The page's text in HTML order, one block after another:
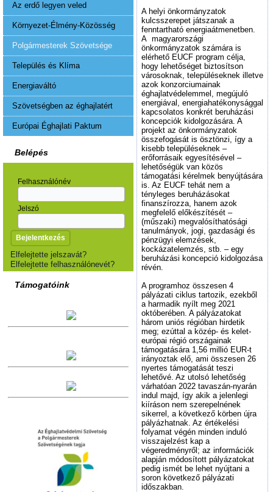
Az erdő legyen veled
Környezet-Élmény-Közösség
Polgármesterek Szövetsége
Település és Klíma
Energiaváltó
Szövetségben az éghajlatért
Európai Éghajlati Paktum
Belépés
Felhasználónév
Jelszó
Elfelejtette jelszavát?
Elfelejtette felhasználónevét?
Támogatóink
A helyi önkormányzatok
kulcsszerepet játszanak a
fenntartható energiaátmenetben.
A magyarországi
önkormányzatok számára is
elérhető EUCF program célja,
hogy lehetőséget biztosítson
városoknak, településeknek illetve
azok konzorciumainak
éghajlatvédelemmel, megújuló
energiával, energiahatékonysággal
kapcsolatos konkrét beruházási
koncepciók kidolgozására. A
projekt az önkormányzatok
összefogását is ösztönzi, így a
kisebb településeknek –
erőforrásaik egyesítésével –
lehetőségük van közös
támogatási kérelmek benyújtására
is. Az EUCF tehát nem a
tényleges beruházásokat
finanszírozza, hanem azok
megfelelő előkészítését –
(műszaki) megvalósíthatósági
tanulmányok, jogi, gazdasági és
pénzügyi elemzések,
kockázatelemzés, stb. – egy
beruházási koncepció kidolgozása
révén.
A programhoz összesen 4
pályázati ciklus tartozik, ezekből
a harmadik nyílt meg 2021
októberében. A pályázatokat
három uniós régióban hirdetik
meg; ezúttal a közép- és kelet-
európai régió országainak
támogatására 1,56 millió EUR-t
irányoztak elő, ami összesen 26
nyertes támogatását teszi
lehetővé. Az utolsó lehetőség
várhatóan 2022 tavaszán-nyarán
indul majd, így akik a jelenlegi
kiíráson nem szerepelnének
sikerrel, a következő körben újra
pályázhatnak. Az értékelési
folyamat végén minden induló
visszajelzést kap a
végeredményről; az információk
alapján módosított pályázatokat
pedig ismét be lehet nyújtani a
soron következő pályázati
időszakban.